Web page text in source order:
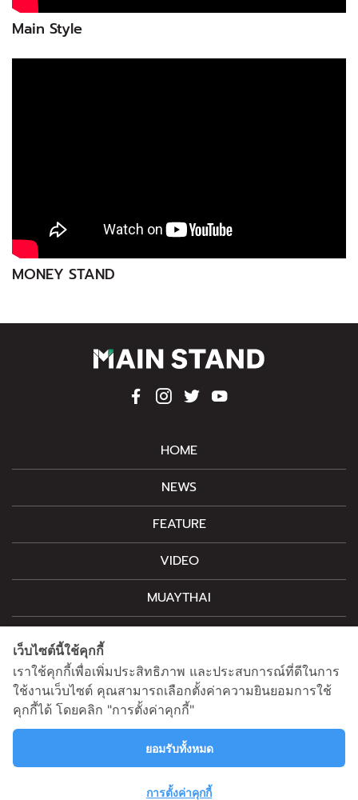
Main Style
MONEY STAND
HOME
NEWS
FEATURE
VIDEO
MUAYTHAI
CONTACT
สนใจโฆษณาติดต่อ
information@mainstand.co.th
เว็บไซต์นี้ใช้คุกกี้
เราใช้คุกกี้เพื่อเพิ่มประสิทธิภาพ และประสบการณ์ที่ดีในการ
ใช้งานเว็บไซต์ คุณสามารถเลือกตั้งค่าความยินยอมการใช้
คุกกี้ได้ โดยคลิก "การตั้งค่าคุกกี้"
ยอมรับทั้งหมด
การตั้งค่าคุกกี้